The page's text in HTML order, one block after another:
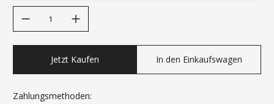
Jetzt Kaufen In den Einkaufswagen
Zahlungsmethoden: